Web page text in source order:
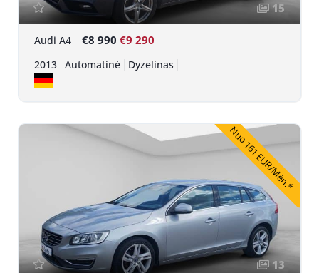
15
Audi A4 €8 990 €9 290
2013 Automatinė Dyzelinas
Nuo 161 EUR/Mėn.*
13